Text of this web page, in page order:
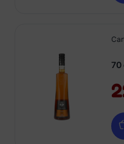
70